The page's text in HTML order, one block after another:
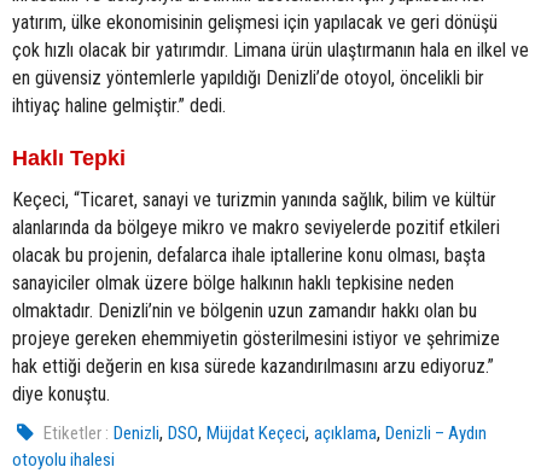
yatırım, ülke ekonomisinin gelişmesi için yapılacak ve geri dönüşü
çok hızlı olacak bir yatırımdır. Limana ürün ulaştırmanın hala en ilkel ve
en güvensiz yöntemlerle yapıldığı Denizli’de otoyol, öncelikli bir
ihtiyaç haline gelmiştir.” dedi.
Haklı Tepki
Keçeci, “Ticaret, sanayi ve turizmin yanında sağlık, bilim ve kültür
alanlarında da bölgeye mikro ve makro seviyelerde pozitif etkileri
olacak bu projenin, defalarca ihale iptallerine konu olması, başta
sanayiciler olmak üzere bölge halkının haklı tepkisine neden
olmaktadır. Denizli’nin ve bölgenin uzun zamandır hakkı olan bu
projeye gereken ehemmiyetin gösterilmesini istiyor ve şehrimize
hak ettiği değerin en kısa sürede kazandırılmasını arzu ediyoruz.”
diye konuştu.
Etiketler : Denizli,DSO,Müjdat Keçeci,açıklama,Denizli – Aydın
otoyolu ihalesi